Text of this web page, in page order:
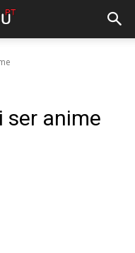
ser anime